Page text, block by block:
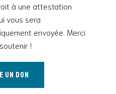
à une attestation
vous sera
envoyée. Merci
!
un don